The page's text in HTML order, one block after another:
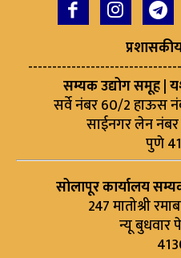
सम्यक उद्योग समूह |
सर्वे नंबर 60/2 हाऊस
साईनगर लेन
पुणे
सोलापूर कार्यालय
247 मातोश्री
न्यू बुधवार